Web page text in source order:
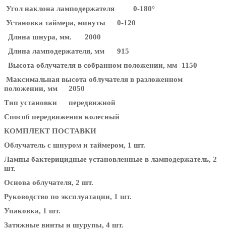
Угол наклона ламподержателя
0-180°
Установка таймера, минуты
0-120
Длина шнура, мм.
2000
Длина ламподержателя, мм
915
Высота облучателя в собранном положении, мм 1150
Максимальная высота облучателя в разложенном
положении, мм
2050
Тип установки
передвижной
Способ передвижения колесный
КОМПЛЕКТ ПОСТАВКИ
Облучатель с шнуром и таймером, 1 шт.
Лампы бактерицидные установленные в ламподержатель, 2
шт.
Основа облучателя, 2 шт.
Руководство по эксплуатации, 1 шт.
Упаковка, 1 шт.
Затяжные винты и шурупы, 4 шт.